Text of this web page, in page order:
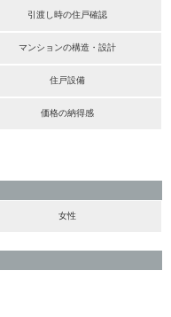
引渡し時の住戸確認
マンションの構造・設計
住戸設備
価格の納得感
女性